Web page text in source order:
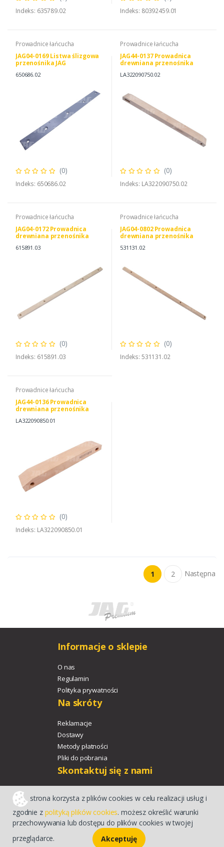
strona korzysta z plików cookies w celu realizacji usług i
zgodnie z polityką plików cookies. możesz określić warunki
przechowywania lub dostępu do plików cookies w twojej
przeglądarce.
Akceptuję
Indeks: 635789.02 Indeks: 80392459.01
Prowadnice łańcucha
JAG04-0169 Listwa ślizgowa
przenośnika JAG
650686.02
(0)
Indeks: 650686.02
Prowadnice łańcucha
JAG44-0137 Prowadnica
drewniana przenośnika
LA322090750.02
(0)
Indeks: LA322090750.02
Prowadnice łańcucha
JAG04-0172 Prowadnica
drewniana przenośnika
0006158910
615891.03
(0)
Indeks: 615891.03
Prowadnice łańcucha
JAG04-0802 Prowadnica
drewniana przenośnika
531131.02
(0)
Indeks: 531131.02
Prowadnice łańcucha
JAG44-0136 Prowadnica
drewniana przenośnika
LA322090850.01
(0)
Indeks: LA322090850.01
1 2 Następna
Informacje o sklepie
O nas
Regulamin
Polityka prywatności
Na skróty
Reklamacje
Dostawy
Metody płatności
Pliki do pobrania
Skontaktuj się z nami
agroport@agroport.tech
Sklep internetowy CStore